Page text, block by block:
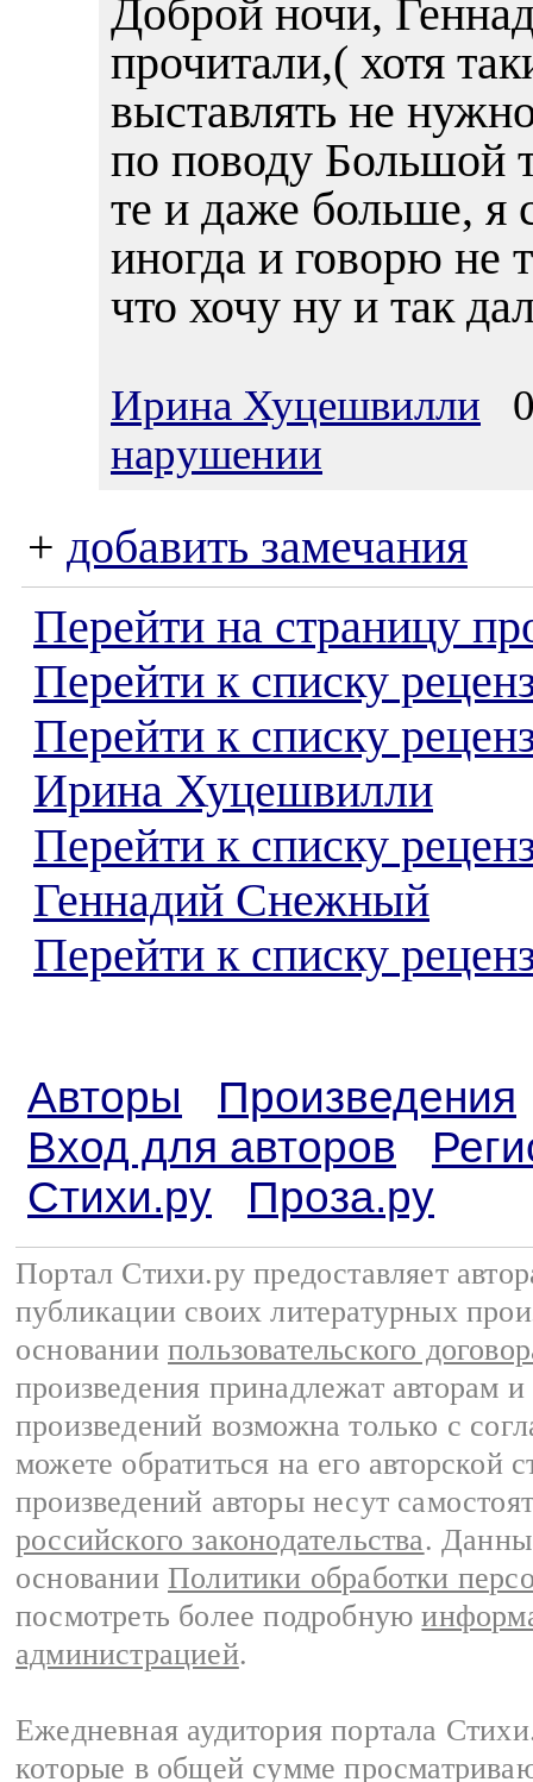
Доброй ночи,
прочитали,( хотя
выставлять не
по поводу Большой
те и даже больше, я
иногда и говорю не
что хочу ну и так
Ирина Хуцешвилли
нарушении
+ добавить замечания
Перейти на страницу
Перейти к списку
Перейти к списку
Ирина Хуцешвилли
Перейти к списку
Геннадий Снежный
Перейти к списку
Авторы
Произведения
Вход для авторов
Стихи.ру
Проза.ру
Портал Стихи.ру предоставляет
публикации своих литературных
основании пользовательского
произведения принадлежат авторам
произведений возможна только с
можете обратиться на его авторской
произведений авторы несут
российского законодательства.
основании Политики обработки
посмотреть более подробную
администрацией.
Ежедневная аудитория портала
которые в общей сумме